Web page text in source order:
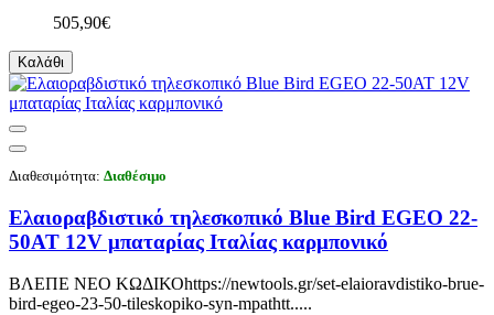
505,90€
Καλάθι
Διαθεσιμότητα: Διαθέσιμο
Ελαιοραβδιστικό τηλεσκοπικό Blue Bird EGEO 22-
50AT 12V μπαταρίας Ιταλίας καρμπονικό
ΒΛΕΠΕ ΝΕΟ ΚΩΔΙΚΟhttps://newtools.gr/set-elaioravdistiko-brue-
bird-egeo-23-50-tileskopiko-syn-mpathtt.....